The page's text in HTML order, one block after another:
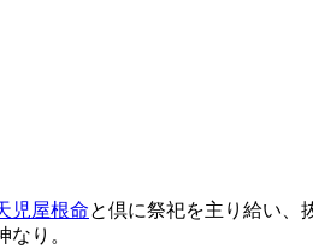
児屋根命と倶に祭祀を主り給い、
り。